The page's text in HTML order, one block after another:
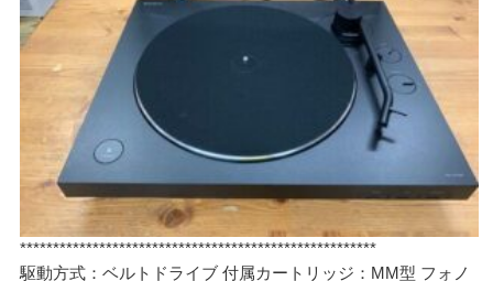
******************************************************
駆動方式：ベルトドライブ 付属カートリッジ：MM型 フォノ